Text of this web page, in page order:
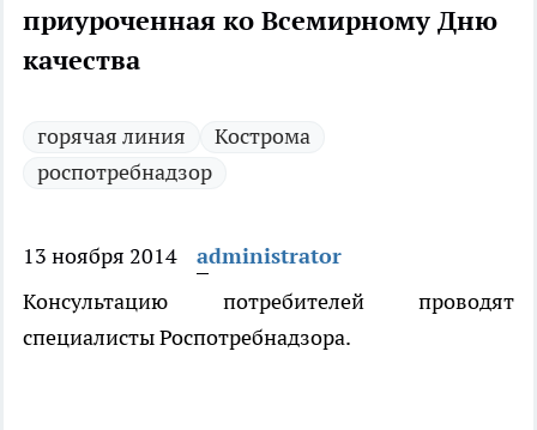
приуроченная ко Всемирному Дню
качества
горячая линия
Кострома
роспотребнадзор
13 ноября 2014
administrator
Консультацию потребителей проводят
специалисты Роспотребнадзора.